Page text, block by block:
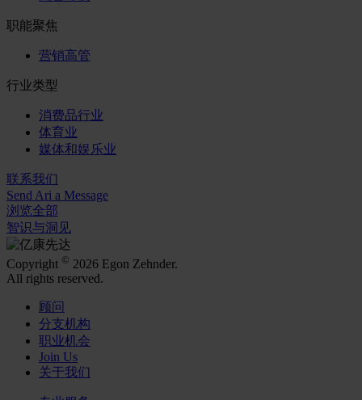
职能聚焦
营销高管
行业类型
消费品行业
体育业
媒体和娱乐业
联系我们
Send Ari a Message
浏览全部
智识与洞见
Copyright © 2026 Egon Zehnder.
All rights reserved.
顾问
分支机构
职业机会
Join Us
关于我们